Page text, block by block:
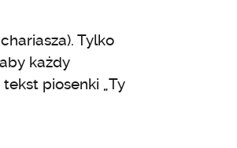
Tylko
każdy
piosenki „Ty